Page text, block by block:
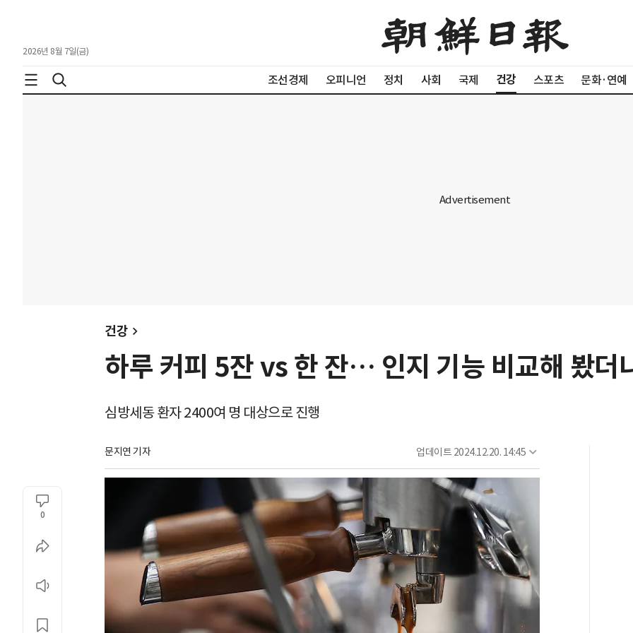
2026년 8월 7일(금)
조선경제 오피니언 정치 사회 국제 건강 스포츠 문화·연예
건강
하루 커피 5잔 vs 한 잔… 인지 기능 비교해 봤더
심방세동 환자 2400여 명 대상으로 진행
문지연 기자 업데이트 2024.12.20. 14:45
0